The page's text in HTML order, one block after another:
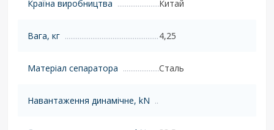
Країна виробництва Китай
Вага, кг 4,25
Матеріал сепаратора Сталь
Навантаження динамічне, kN